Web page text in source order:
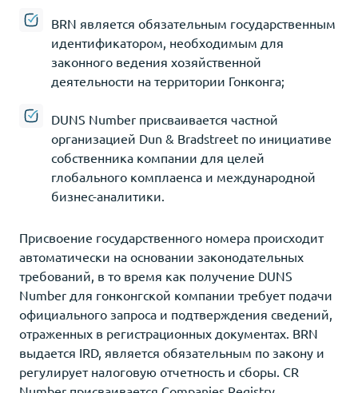
BRN является обязательным государственным
идентификатором, необходимым для
законного ведения хозяйственной
деятельности на территории Гонконга;
DUNS Number присваивается частной
организацией Dun & Bradstreet по инициативе
собственника компании для целей
глобального комплаенса и международной
бизнес-аналитики.
Присвоение государственного номера происходит
автоматически на основании законодательных
требований, в то время как получение DUNS
Number для гонконгской компании требует подачи
официального запроса и подтверждения сведений,
отраженных в регистрационных документах. BRN
выдается IRD, является обязательным по закону и
регулирует налоговую отчетность и сборы. CR